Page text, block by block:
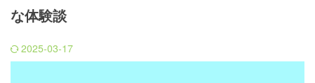
な体験談
2025-03-17